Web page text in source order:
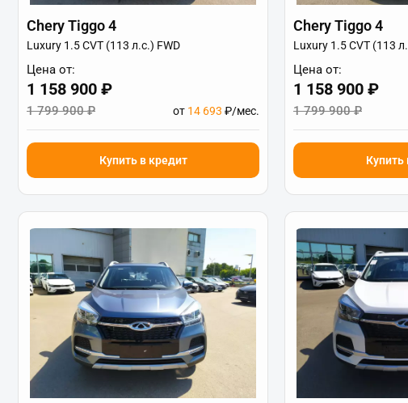
Chery Tiggo 4
Luxury 1.5 CVT (113 л.с.) FWD
Цена от:
1 158 900 ₽
1 799 900 ₽ от 14 693 ₽/мес.
Купить в кредит
Chery Tiggo 4
Luxury 1.5 CVT (113
Цена от:
1 158 900 ₽
1 799 900 ₽
Купить